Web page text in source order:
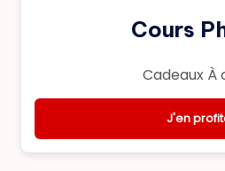
Cours
Cadeaux À
J'en